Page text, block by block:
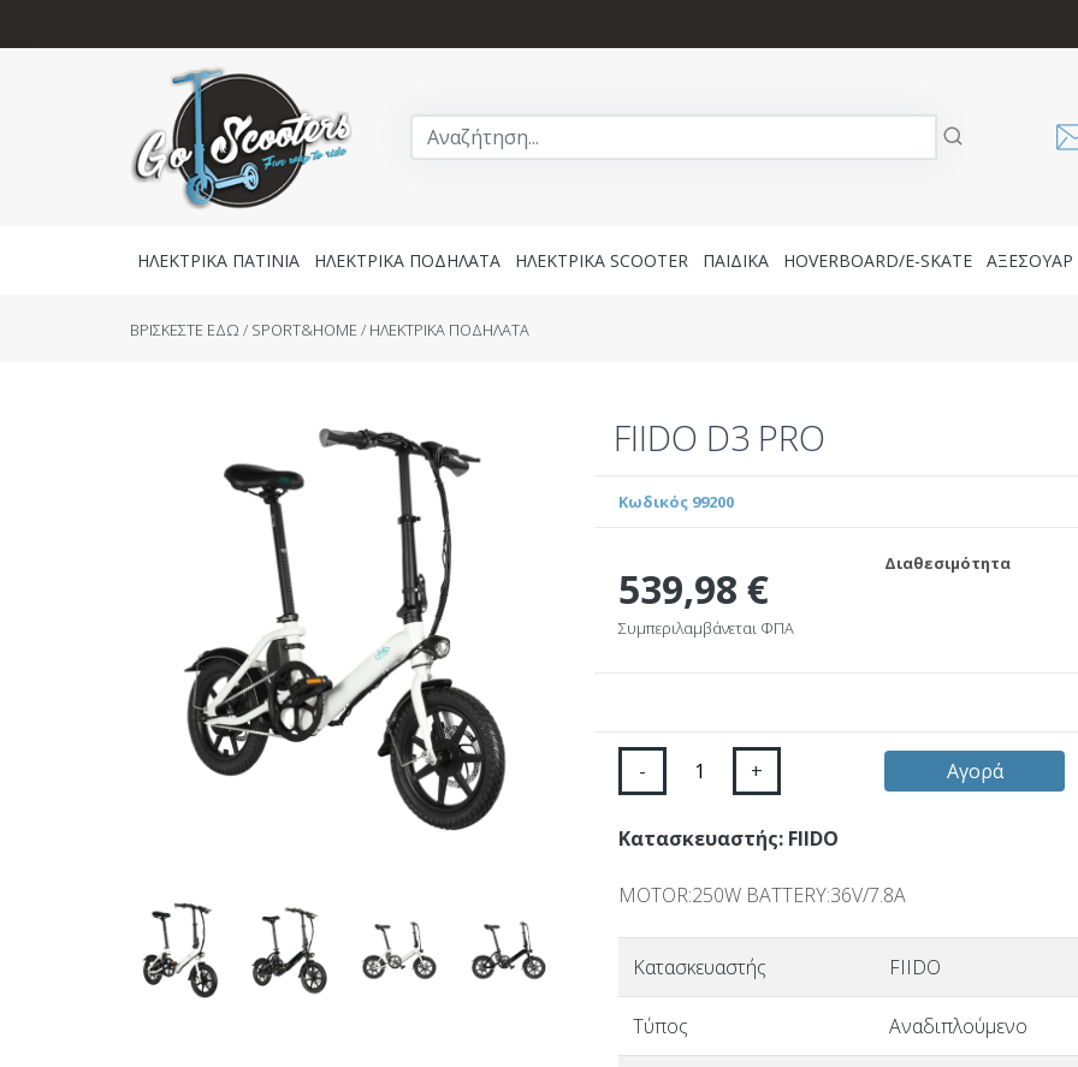
ΗΛΕΚΤΡΙΚΑ ΠΑΤΙΝΙΑ ΗΛΕΚΤΡΙΚΑ ΠΟΔΗΛΑΤΑ ΗΛΕΚΤΡΙΚΑ SCOOTER ΠΑΙΔΙΚΑ HOVERBOARD/E-SKATE AΞΕΣΟΥΑΡ
BΡΙΣΚΕΣΤΕ ΕΔΩ / SPORT&HOME/ ΗΛΕΚΤΡΙΚΑ ΠΟΔΗΛΑΤΑ
FIIDO D3 PRO
Κωδικός 99200
539,98 €
Συμπεριλαμβάνεται ΦΠΑ
Διαθεσιμότητα
- + Αγορά
Κατασκευαστής: FIIDO
MOTOR:250W BATTERY:36V/7.8A
Κατασκευαστής FIIDO
Τύπος Αναδιπλούμενο